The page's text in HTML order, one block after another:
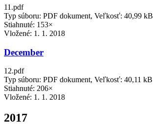
11.pdf
Typ súboru: PDF dokument, Veľkosť: 40,99 kB
Stiahnuté: 153×
Vložené: 1. 1. 2018
December
12.pdf
Typ súboru: PDF dokument, Veľkosť: 40,11 kB
Stiahnuté: 206×
Vložené: 1. 1. 2018
2017